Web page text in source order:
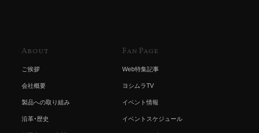
About
ご挨拶
会社概要
製品への取り組み
沿革・歴史
Fan Page
Web特集記事
ヨシムラTV
イベント情報
イベントスケジュール